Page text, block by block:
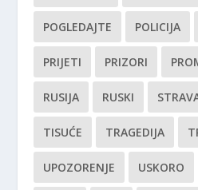
POGLEDAJTE POLICIJA
PRIJETI PRIZORI
RUSIJA RUSKI
TISUĆE TRAGEDIJA
UPOZORENJE USKORO